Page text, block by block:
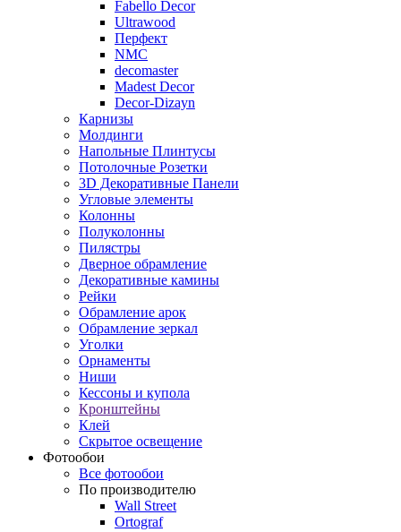
Fabello Decor
Ultrawood
Перфект
NMC
decomaster
Madest Decor
Decor-Dizayn
Карнизы
Молдинги
Напольные Плинтусы
Потолочные Розетки
3D Декоративные Панели
Угловые элементы
Колонны
Полуколонны
Пилястры
Дверное обрамление
Декоративные камины
Рейки
Обрамление арок
Обрамление зеркал
Уголки
Орнаменты
Ниши
Кессоны и купола
Кронштейны
Клей
Скрытое освещение
Фотообои
Все фотообои
По производителю
Wall Street
Ortograf